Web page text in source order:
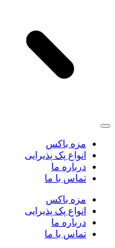
مزه باکس
انواع پک پذیرایی
درباره ما
تماس با ما
مزه باکس
انواع پک پذیرایی
درباره ما
تماس با ما